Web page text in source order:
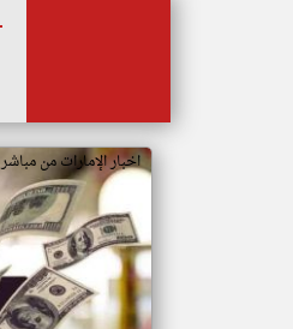
اخبار الإمارات من مباشر